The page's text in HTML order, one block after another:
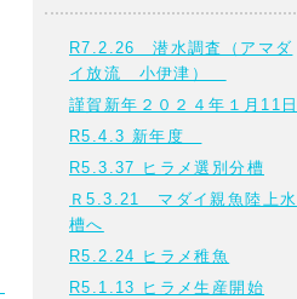
R7.2.26 潜水調査（アマダ
イ放流 小伊津）
謹賀新年２０２４年１月11日
R5.4.3 新年度
R5.3.37 ヒラメ選別分槽
Ｒ5.3.21 マダイ親魚陸上水
槽へ
R5.2.24 ヒラメ稚魚
R5.1.13 ヒラメ生産開始